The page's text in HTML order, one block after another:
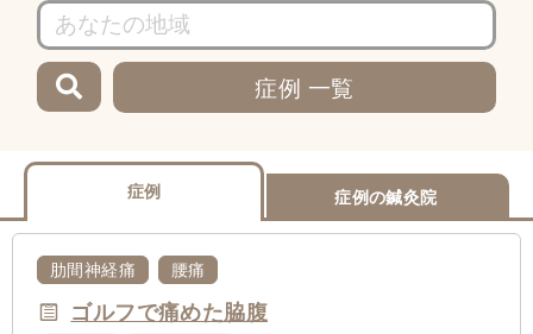
症例 一覧
症例 症例の鍼灸院
肋間神経痛 腰痛
ゴルフで痛めた脇腹